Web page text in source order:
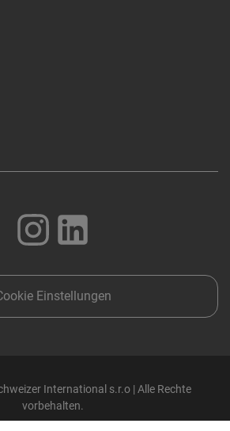
Einstellungen
International s.r.o | Alle Rechte
vorbehalten.